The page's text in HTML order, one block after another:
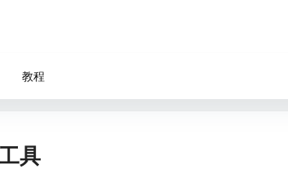
教程
具